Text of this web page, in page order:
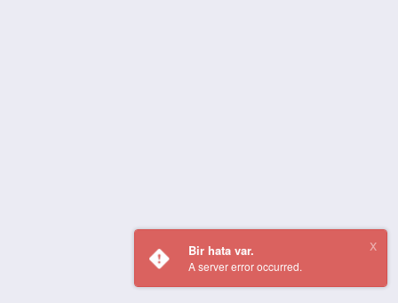
Bir hata var.
A server error occurred.